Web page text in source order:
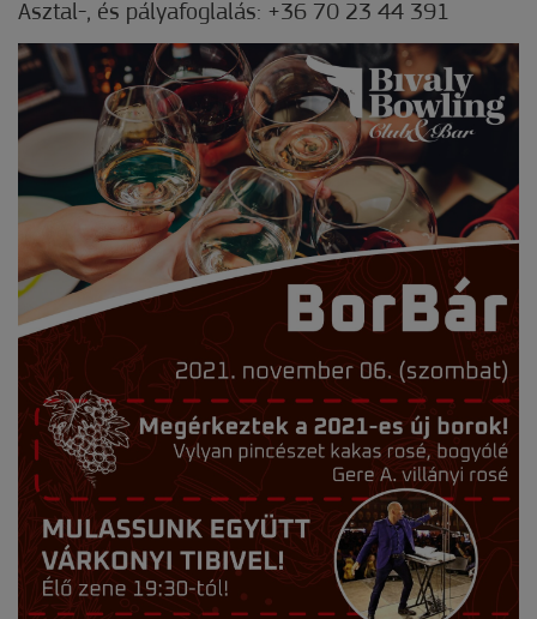
Asztal-, és pályafoglalás: +36 70 23 44 391